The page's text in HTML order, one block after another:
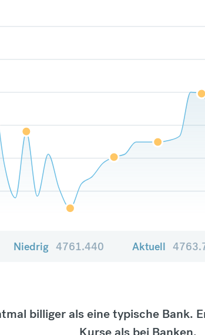
Niedrig 4761.440 Aktuell
billiger als eine typische Bank.
Kurse als bei Banken.